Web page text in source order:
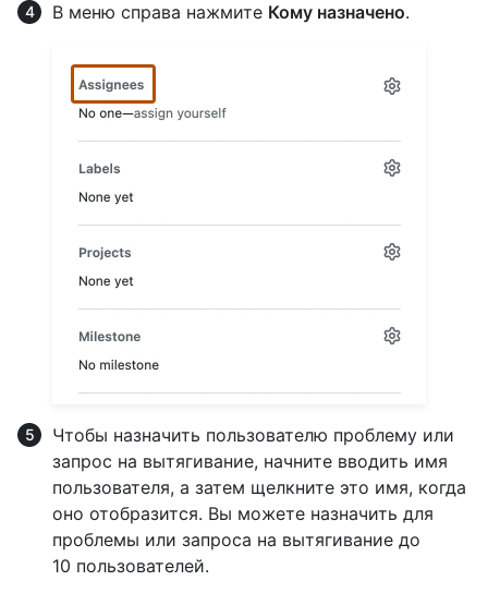
В меню справа нажмите Кому назначено.
Чтобы назначить пользователю проблему или
запрос на вытягивание, начните вводить имя
пользователя, а затем щелкните это имя, когда
оно отобразится. Вы можете назначить для
проблемы или запроса на вытягивание до
10 пользователей.